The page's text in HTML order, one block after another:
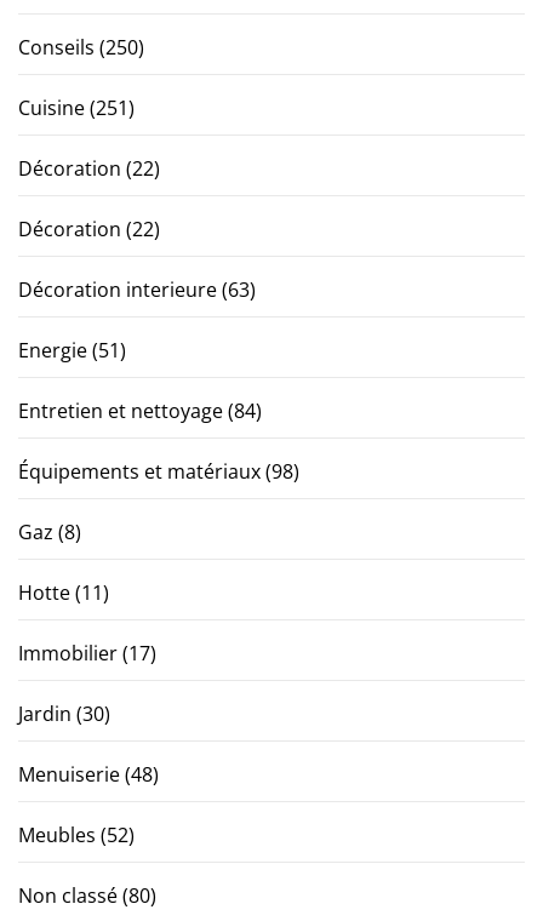
Conseils (250)
Cuisine(251)
Décoration (22)
Décoration (22)
Décoration interieure(63)
Energie(51)
Entretien et nettoyage(84)
Équipements et matériaux(98)
Gaz (8)
Hotte(11)
Immobilier(17)
Jardin (30)
Menuiserie(48)
Meubles (52)
Non classé(80)